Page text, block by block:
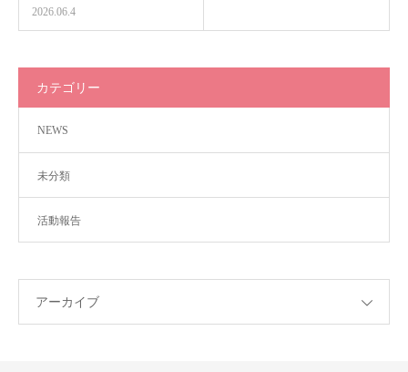
2026.06.4
カテゴリー
NEWS
未分類
活動報告
アーカイブ